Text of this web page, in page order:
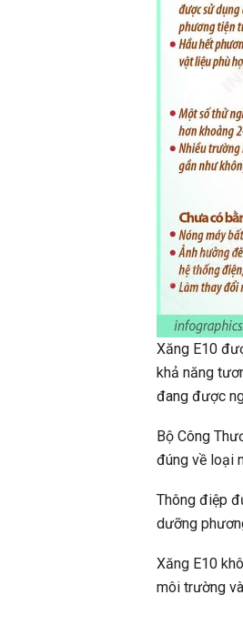
Xăng E10
khả năng
đang được
Bộ Công
đúng về loại
Thông điệp
dưỡng
Xăng E10
môi trường